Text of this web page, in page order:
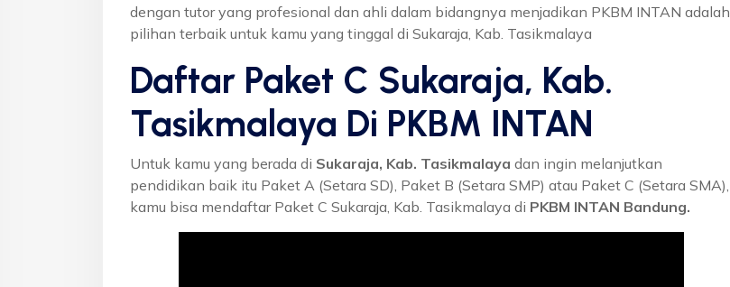
dengan tutor yang profesional dan ahli dalam bidangnya menjadikan PKBM INTAN adalah
pilihan terbaik untuk kamu yang tinggal di Sukaraja, Kab. Tasikmalaya
Daftar Paket C Sukaraja, Kab.
Tasikmalaya Di PKBM INTAN
Untuk kamu yang berada di Sukaraja, Kab. Tasikmalaya dan ingin melanjutkan
pendidikan baik itu Paket A (Setara SD), Paket B (Setara SMP) atau Paket C (Setara SMA),
kamu bisa mendaftar Paket C Sukaraja, Kab. Tasikmalaya di PKBM INTAN Bandung.